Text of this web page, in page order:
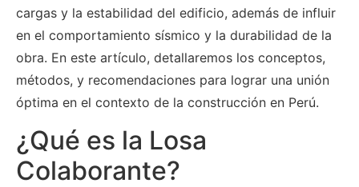
cargas y la estabilidad del edificio, además de influir
en el comportamiento sísmico y la durabilidad de la
obra. En este artículo, detallaremos los conceptos,
métodos, y recomendaciones para lograr una unión
óptima en el contexto de la construcción en Perú.
¿Qué es la Losa
Colaborante?